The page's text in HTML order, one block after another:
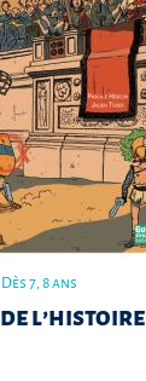
Dès 7, 8 ans
de l’histoire